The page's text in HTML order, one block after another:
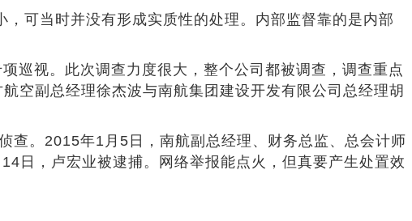
可当时并没有形成实质性的处理。内部监督靠的是内部
巡视。此次调查力度很大，整个公司都被调查，调查重点
空副总经理徐杰波与南航集团建设开发有限公司总经理胡
查。2015年1月5日，南航副总经理、财务总监、总会计师
日，卢宏业被逮捕。网络举报能点火，但真要产生处置效